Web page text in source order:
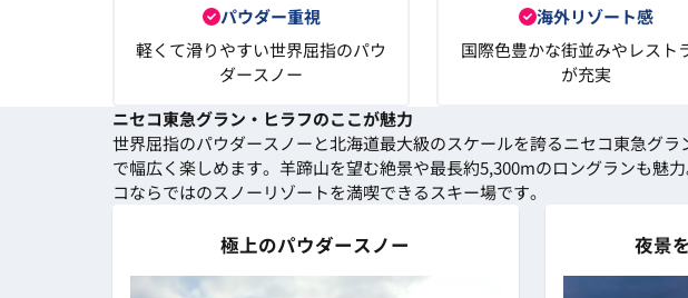
パウダー重視
軽くて滑りやすい世界屈指のパウ
ダースノー
海外リゾート感
国際色豊かな街並みやレスト
が充実
ニセコ東急グラン・ヒラフのここが魅力
世界屈指のパウダースノーと北海道最大級のスケールを誇るニセコ東急グ
で幅広く楽しめます。羊蹄山を望む絶景や最長約5,300mのロングランも魅
コならではのスノーリゾートを満喫できるスキー場です。
極上のパウダースノー 夜景